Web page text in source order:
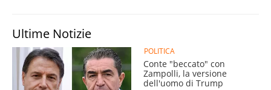
Ultime Notizie
POLITICA
Conte "beccato" con
Zampolli, la versione
dell'uomo di Trump